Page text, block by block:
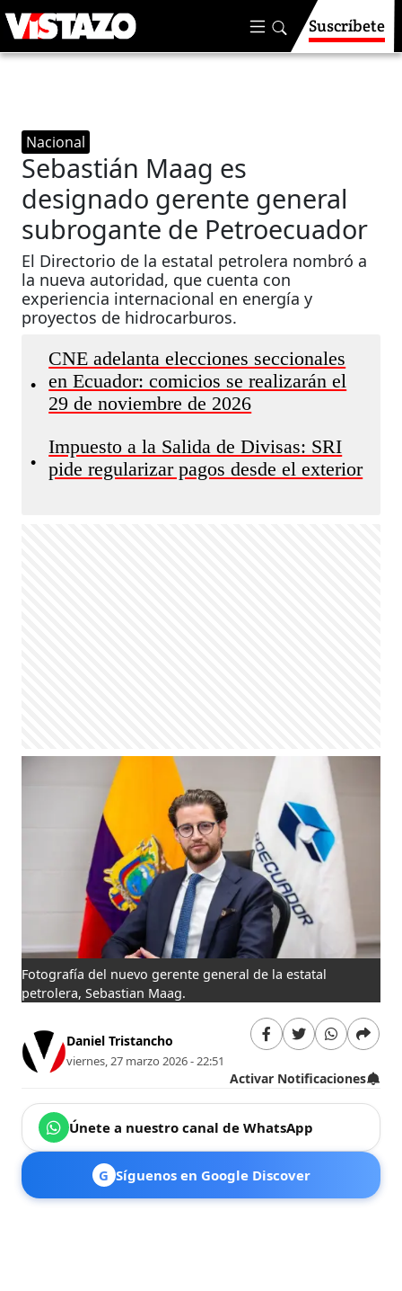
Suscríbete
Nacional
Sebastián Maag es
designado gerente general
subrogante de Petroecuador
El Directorio de la estatal petrolera nombró a
la nueva autoridad, que cuenta con
experiencia internacional en energía y
proyectos de hidrocarburos.
•
CNE adelanta elecciones seccionales
en Ecuador: comicios se realizarán el
29 de noviembre de 2026
•
Impuesto a la Salida de Divisas: SRI
pide regularizar pagos desde el exterior
Fotografía del nuevo gerente general de la estatal
petrolera, Sebastian Maag.
Daniel Tristancho
viernes, 27 marzo 2026 - 22:51
Activar Notificaciones
Únete a nuestro canal de WhatsApp
G Síguenos en Google Discover